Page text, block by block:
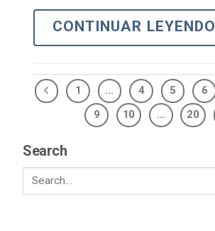
CONTINUAR LEYENDO
1 … 4 5 6
9
10 … 20
Search